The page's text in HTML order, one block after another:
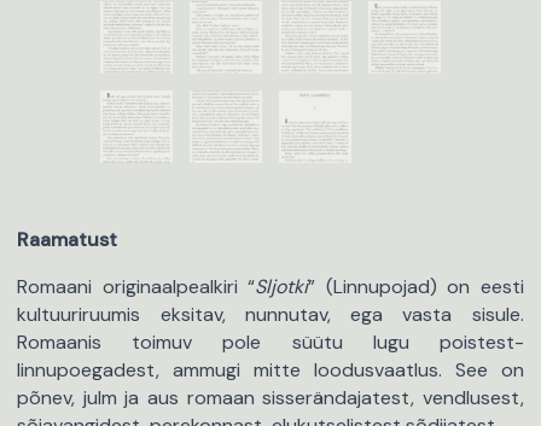
Raamatust
Romaani originaalpealkiri “Sljotki” (Linnupojad) on eesti
kultuuriruumis eksitav, nunnutav, ega vasta sisule.
Romaanis toimuv pole süütu lugu poistest-
linnupoegadest, ammugi mitte loodusvaatlus. See on
põnev, julm ja aus romaan sisserändajatest, vendlusest,